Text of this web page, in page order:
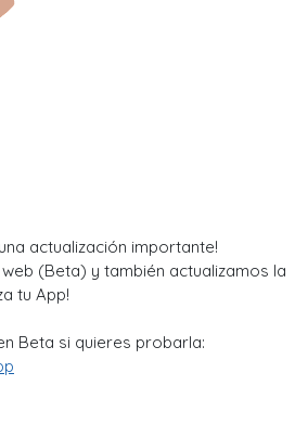
actualización importante!
(Beta) y también actualizamos la
tu App!
Beta si quieres probarla: